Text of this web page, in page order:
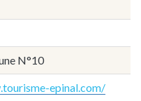
N°10
epinal.com/